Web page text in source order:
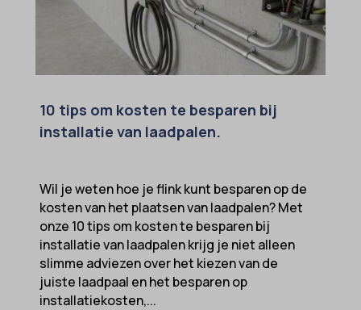
10 tips om kosten te besparen bij
installatie van laadpalen.
Wil je weten hoe je flink kunt besparen op de
kosten van het plaatsen van laadpalen? Met
onze 10 tips om kosten te besparen bij
installatie van laadpalen krijg je niet alleen
slimme adviezen over het kiezen van de
juiste laadpaal en het besparen op
installatiekosten,...